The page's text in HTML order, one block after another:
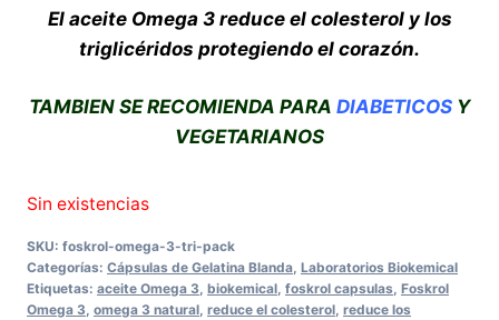
El aceite Omega 3 reduce el colesterol y los
triglicéridos protegiendo el corazón.
TAMBIEN SE RECOMIENDA PARA DIABETICOS Y
VEGETARIANOS
Sin existencias
SKU: foskrol-omega-3-tri-pack
Categorías: Cápsulas de Gelatina Blanda, Laboratorios Biokemical
Etiquetas: aceite Omega 3, biokemical, foskrol capsulas, Foskrol
Omega 3, omega 3 natural, reduce el colesterol, reduce los